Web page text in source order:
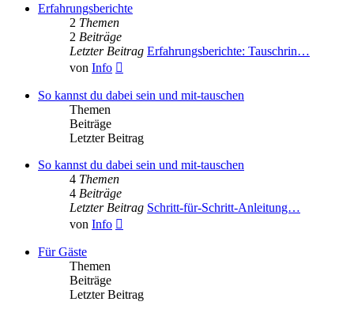
Erfahrungsberichte
2 Themen
2 Beiträge
Letzter Beitrag Erfahrungsberichte: Tauschrin…
von Info
So kannst du dabei sein und mit-tauschen
Themen
Beiträge
Letzter Beitrag
So kannst du dabei sein und mit-tauschen
4 Themen
4 Beiträge
Letzter Beitrag Schritt-für-Schritt-Anleitung…
von Info
Für Gäste
Themen
Beiträge
Letzter Beitrag